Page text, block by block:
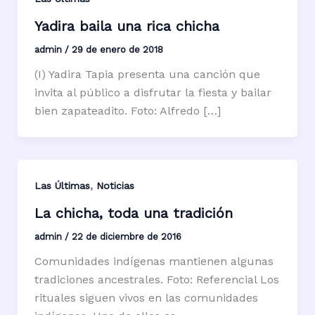
Yadira baila una rica chicha
admin / 29 de enero de 2018
(I) Yadira Tapia presenta una canción que
invita al público a disfrutar la fiesta y bailar
bien zapateadito. Foto: Alfredo […]
Las Últimas, Noticias
La chicha, toda una tradición
admin / 22 de diciembre de 2016
Comunidades indígenas mantienen algunas
tradiciones ancestrales. Foto: Referencial Los
rituales siguen vivos en las comunidades